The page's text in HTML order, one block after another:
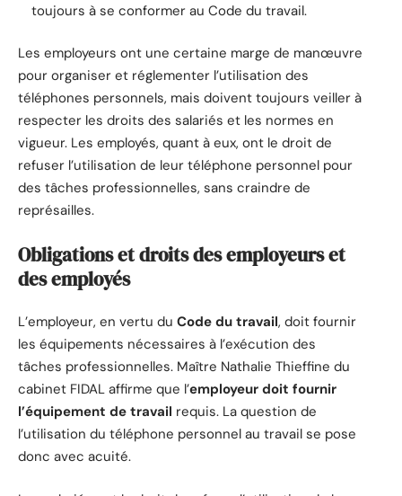
toujours à se conformer au Code du travail.
Les employeurs ont une certaine marge de manœuvre
pour organiser et réglementer l’utilisation des
téléphones personnels, mais doivent toujours veiller à
respecter les droits des salariés et les normes en
vigueur. Les employés, quant à eux, ont le droit de
refuser l’utilisation de leur téléphone personnel pour
des tâches professionnelles, sans craindre de
représailles.
Obligations et droits des employeurs et
des employés
L’employeur, en vertu du Code du travail, doit fournir
les équipements nécessaires à l’exécution des
tâches professionnelles. Maître Nathalie Thieffine du
cabinet FIDAL affirme que l’employeur doit fournir
l’équipement de travail requis. La question de
l’utilisation du téléphone personnel au travail se pose
donc avec acuité.